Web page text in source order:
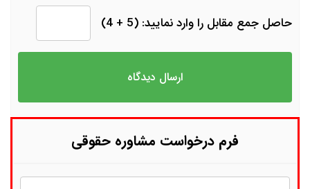
حاصل جمع مقابل را وارد نمایید: (5 + 4)
فرم درخواست مشاوره حقوقی
نام